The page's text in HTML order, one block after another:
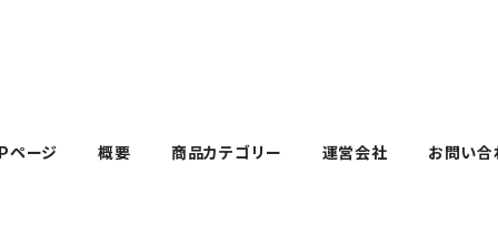
ページ 概要 商品カテゴリー 運営会社 お問い合